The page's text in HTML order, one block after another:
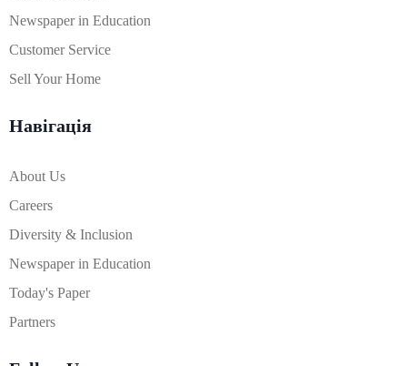
Newspaper in Education
Customer Service
Sell Your Home
Навігація
About Us
Careers
Diversity & Inclusion
Newspaper in Education
Today's Paper
Partners